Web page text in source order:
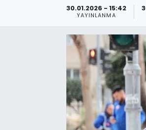
30.01.2026 - 15:42
YAYINLANMA